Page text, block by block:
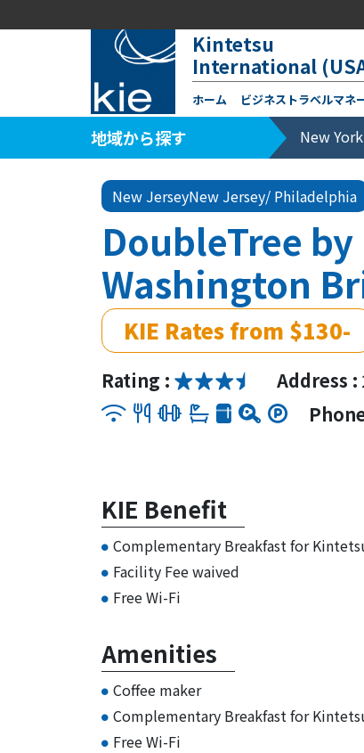
Kintetsu
International
ホーム ビジネストラベルマネ
地域から探す New York
New JerseyNew Jersey/ Philadelphia
DoubleTree
Washington
KIE Rates from $130-
Rating : Address :
KIE Benefit
Complementary Breakfast for
Facility Fee waived
Free Wi-Fi
Amenities
Coffee maker
Complementary Breakfast for
Free Wi-Fi